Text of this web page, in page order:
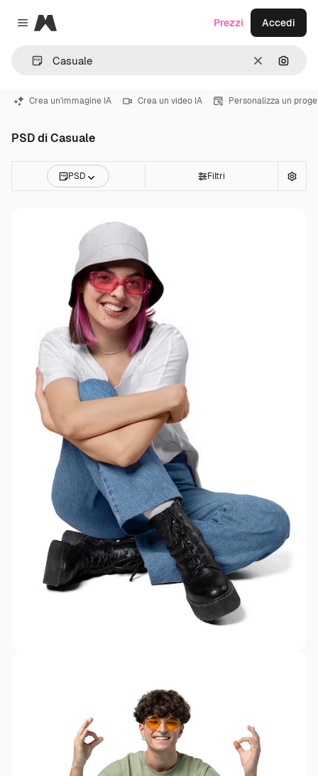
Close menu
Magnific
CancellaCerca
Prezzi Accedi
Crea un'immagine IA Crea un video IA Personalizza un
PSD di Casuale
PSD Filtri